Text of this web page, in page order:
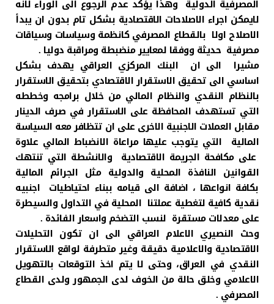
المصرفية الدولية وهذا يؤكد عدم الرجوع الى الوراء لانه
لايمكن اجراء الاصلاحات الاقتصادية بشكل تام بدون ان يبدأ
الاصلاح اولا بالقطاع المصرفي كانظمة وسياسات وسياقات
مصرفية حديثة ووفقا لمعايير منضبطة ومراقبة دوليا .
مشيرا الى ان البنك المركزي العراقي يهدف بشكل
اساسي الى تحقيق الاستقرار الاقتصادي بتحقيق الاستقرار
بالنظام النقدي والنظام المالي من خلال برامجه وخططه
التي تستهدف المحافظة على الاستقرار في صرف الدينار
مقابل العملات الاجنبية الاخرى على ان تتظافر معه السياسة
المالية التي يتوجب عليها مراعاة الانضباط المالي علاوة
على مكافحة الجريمة الاقتصادية والانشطة التي تنتهك
القوانين النافذة المحلية والدولية مثل الجرائم المالية
بكافة انواعها ، اضافة الى قيامه ببناء احتياطيات اجنبيه
نقدية كافية لتغطية عملتنا المحلية في التداول والسيطرة
على معدلات مستقرة لنسب التضخم واسعار الفائدة .
وحث النصيري الاعلام العراقي الى ان تكون التحليلات
الاقتصادية والاعلامية دقيقة وغير متطرفة لواقع الاستقرار
النقدي في العراق، وحتى لا يتم اخذ التوقعات بالتهويل
الاعلامي وخلق حالة من الخوف لدى الجمهور ولدى القطاع
المصرفي .